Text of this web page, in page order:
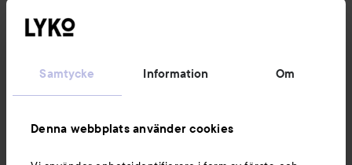
Samtycke Information Om
Denna webbplats använder cookies